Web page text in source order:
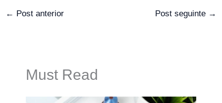
← Post anterior Post seguinte →
Must Read